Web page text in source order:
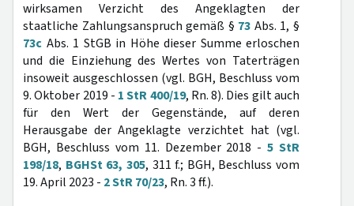
wirksamen Verzicht des Angeklagten der
staatliche Zahlungsanspruch gemäß § 73 Abs. 1, §
73c Abs. 1 StGB in Höhe dieser Summe erloschen
und die Einziehung des Wertes von Taterträgen
insoweit ausgeschlossen (vgl. BGH, Beschluss vom
9. Oktober 2019 - 1 StR 400/19, Rn. 8). Dies gilt auch
für den Wert der Gegenstände, auf deren
Herausgabe der Angeklagte verzichtet hat (vgl.
BGH, Beschluss vom 11. Dezember 2018 -5 StR
198/18, BGHSt 63, 305, 311 f.; BGH, Beschluss vom
19. April 2023 - 2 StR 70/23, Rn. 3 ff.).